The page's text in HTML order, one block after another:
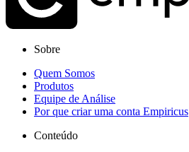
Sobre
Quem Somos
Produtos
Equipe de Análise
Por que criar uma conta Empiricus
Conteúdo